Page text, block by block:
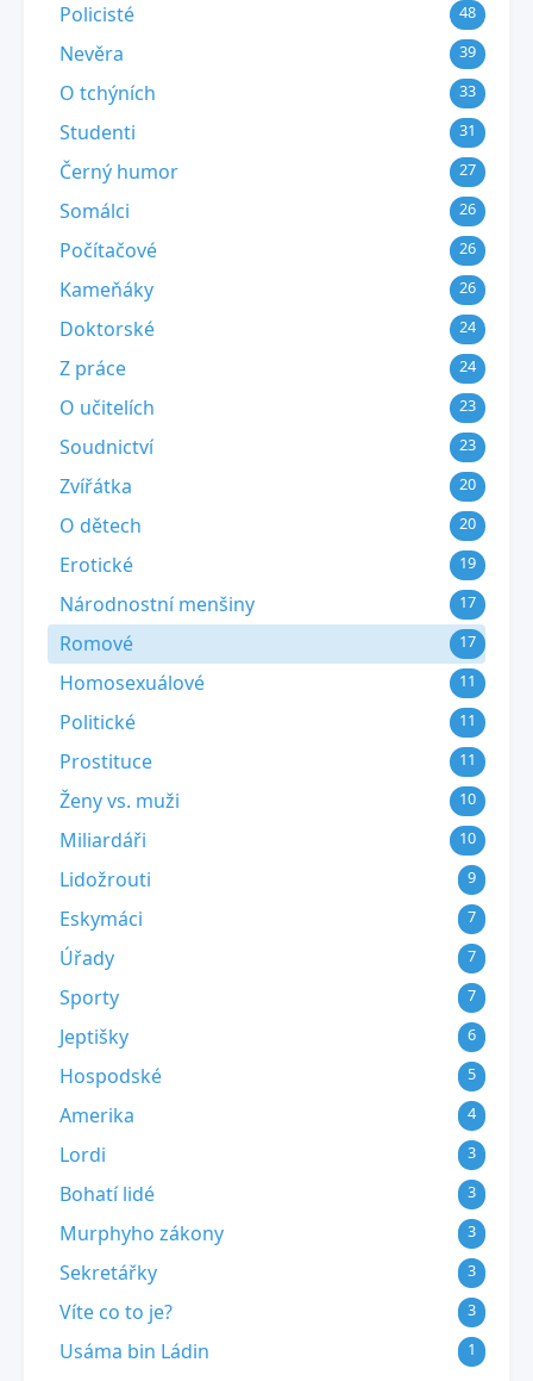
Policisté 48
Nevěra 39
O tchýních 33
Studenti 31
Černý humor 27
Somálci 26
Počítačové 26
Kameňáky 26
Doktorské 24
Z práce 24
O učitelích 23
Soudnictví 23
Zvířátka 20
O dětech 20
Erotické 19
Národnostní menšiny 17
Romové 17
Homosexuálové 11
Politické 11
Prostituce 11
Ženy vs. muži 10
Miliardáři 10
Lidožrouti 9
Eskymáci 7
Úřady 7
Sporty 7
Jeptišky 6
Hospodské 5
Amerika 4
Lordi 3
Bohatí lidé 3
Murphyho zákony 3
Sekretářky 3
Víte co to je? 3
Usáma bin Ládin 1